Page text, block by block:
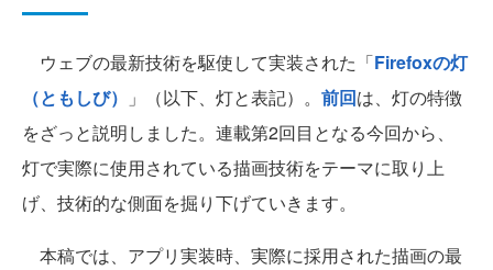
ウェブの最新技術を駆使して実装された「Firefoxの灯
（ともしび）
」（以下、灯と表記）。 前回は、灯の特徴
をざっと説明しました。連載第2回目となる今回から、
灯で実際に使用されている描画技術をテーマに取り上
げ、技術的な側面を掘り下げていきます。
本稿では、アプリ実装時、実際に採用された描画の最